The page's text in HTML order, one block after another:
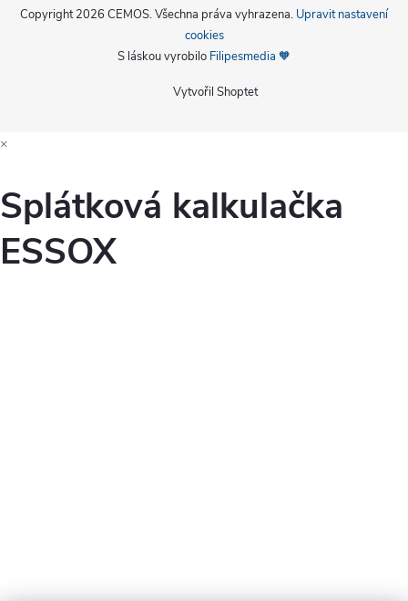
Vytvořil Shoptet
Copyright 2026 CEMOS. Všechna práva vyhrazena. Upravit nastavení
cookies
S láskou vyrobilo Filipesmedia 🧡
×
Splátková kalkulačka
ESSOX